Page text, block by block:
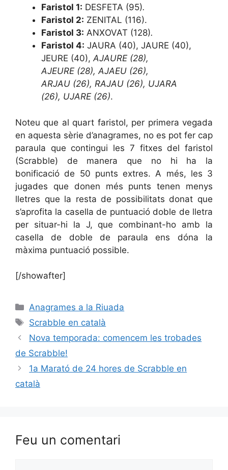
Faristol 1: DESFETA (95).
Faristol 2: ZENITAL (116).
Faristol 3: ANXOVAT (128).
Faristol 4: JAURA (40), JAURE (40),
JEURE (40),AJAURE (28),
AJEURE (28), AJAEU (26),
ARJAU (26), RAJAU (26), UJARA
(26), UJARE (26).
Noteu que al quart faristol, per primera vegada
en aquesta sèrie d’anagrames, no es pot fer cap
paraula que contingui les 7 fitxes del faristol
(Scrabble) de manera que no hi ha la
bonificació de 50 punts extres. A més, les 3
jugades que donen més punts tenen menys
lletres que la resta de possibilitats donat que
s’aprofita la casella de puntuació doble de lletra
per situar-hi la J, que combinant-ho amb la
casella de doble de paraula ens dóna la
màxima puntuació possible.
[/showafter]
Categories
Anagrames a la Riuada
Etiquetes
Scrabble en català
Nova temporada: comencem les trobades
de Scrabble!
1a Marató de 24 hores de Scrabble en
català
Feu un comentari